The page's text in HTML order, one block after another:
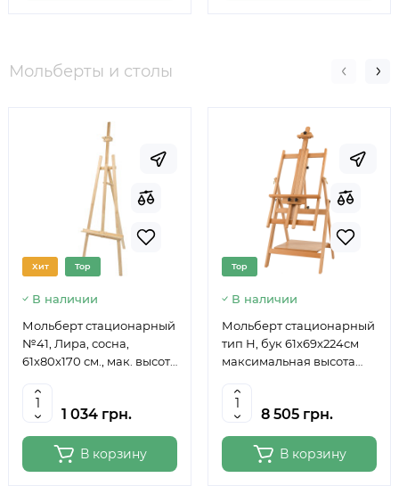
Мольберты и столы
Хит Top
В наличии
Мольберт стационарный
№41, Лира, сосна,
61х80х170 см., мак. высота
Studio
1 034 грн.
В корзину
Top
В наличии
Мольберт стационарный
тип Н, бук 61x69x224см
максимальная высота
6059
8 505 грн.
В корзину